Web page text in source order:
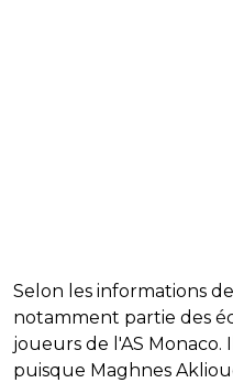
Selon les informations de
notamment partie des
joueurs de l'AS
puisque Maghnes